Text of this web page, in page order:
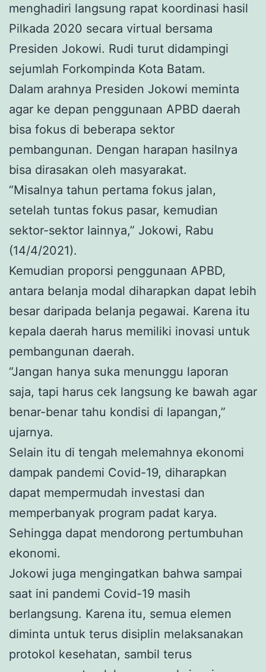
menghadiri langsung rapat koordinasi hasil
Pilkada 2020 secara virtual bersama
Presiden Jokowi. Rudi turut didampingi
sejumlah Forkompinda Kota Batam.
Dalam arahnya Presiden Jokowi meminta
agar ke depan penggunaan APBD daerah
bisa fokus di beberapa sektor
pembangunan. Dengan harapan hasilnya
bisa dirasakan oleh masyarakat.
“Misalnya tahun pertama fokus jalan,
setelah tuntas fokus pasar, kemudian
sektor-sektor lainnya,” Jokowi, Rabu
(14/4/2021).
Kemudian proporsi penggunaan APBD,
antara belanja modal diharapkan dapat lebih
besar daripada belanja pegawai. Karena itu
kepala daerah harus memiliki inovasi untuk
pembangunan daerah.
“Jangan hanya suka menunggu laporan
saja, tapi harus cek langsung ke bawah agar
benar-benar tahu kondisi di lapangan,”
ujarnya.
Selain itu di tengah melemahnya ekonomi
dampak pandemi Covid-19, diharapkan
dapat mempermudah investasi dan
memperbanyak program padat karya.
Sehingga dapat mendorong pertumbuhan
ekonomi.
Jokowi juga mengingatkan bahwa sampai
saat ini pandemi Covid-19 masih
berlangsung. Karena itu, semua elemen
diminta untuk terus disiplin melaksanakan
protokol kesehatan, sambil terus